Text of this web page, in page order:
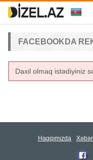
FACEBOOKDA
Daxil olmaq istədiyiniz
Haqqımızda